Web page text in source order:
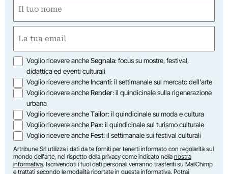
(Required)
First
(Required)
Opzioni
Voglio ricevere ancheSegnala: focus su mostre, festival,
didattica ed eventi culturali
Voglio ricevere ancheIncanti: il settimanale sul mercato dell'arte
Voglio ricevere ancheRender: il quindicinale sulla rigenerazione
urbana
Voglio ricevere ancheTailor: il quindicinale su moda e cultura
Voglio ricevere anchePax: il quindicinale sul turismo culturale
Voglio ricevere ancheFest: il settimanale sui festival culturali
Artribune Srl utilizza i dati da te forniti per tenerti informato con regolarità sul
mondo dell'arte, nel rispetto della privacy come indicato nella nostra
informativa. Iscrivendoti i tuoi dati personali verranno trasferiti su MailChimp
e trattati secondo le modalità riportate in questa informativa. Potrai